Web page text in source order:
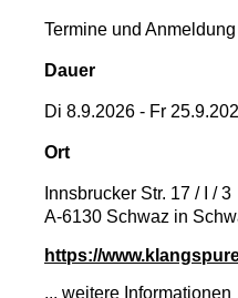
Termine und
Dauer
Di 8.9.2026 - Fr
Ort
Innsbrucker Str. 17 / I / 3
A-6130 Schwaz in
https://
... weitere Informationen